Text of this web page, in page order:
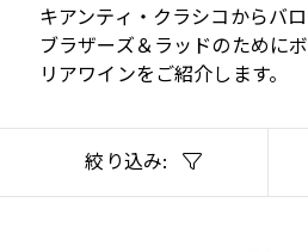
キアンティ・クラシコからバ
ブラザーズ＆ラッドのために
リアワインをご紹介します。
絞り込み: